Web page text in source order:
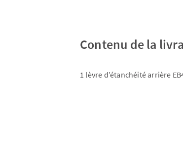
Contenu de la
1 lèvre d’étanchéité arrière